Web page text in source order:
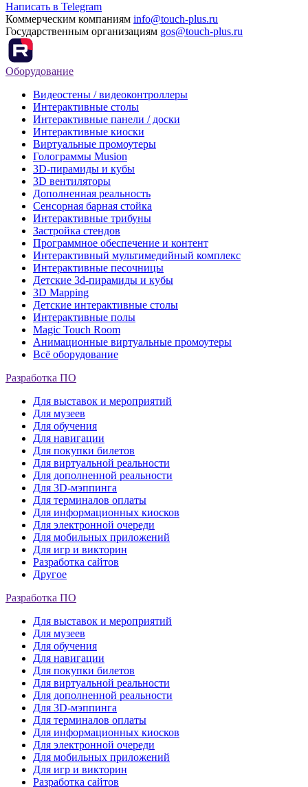
Написать в Telegram
Коммерческим компаниям info@touch-plus.ru
Государственным организациям gos@touch-plus.ru
Оборудование
Видеостены / видеоконтроллеры
Интерактивные столы
Интерактивные панели / доски
Интерактивные киоски
Виртуальные промоутеры
Голограммы Musion
3D-пирамиды и кубы
3D вентиляторы
Дополненная реальность
Сенсорная барная стойка
Интерактивные трибуны
Застройка стендов
Программное обеспечение и контент
Интерактивный мультимедийный комплекс
Интерактивные песочницы
Детские 3d-пирамиды и кубы
3D Mapping
Детские интерактивные столы
Интерактивные полы
Magic Touch Room
Анимационные виртуальные промоутеры
Всё оборудование
Разработка ПО
Для выставок и мероприятий
Для музеев
Для обучения
Для навигации
Для покупки билетов
Для виртуальной реальности
Для дополненной реальности
Для 3D-мэппинга
Для терминалов оплаты
Для информационных киосков
Для электронной очереди
Для мобильных приложений
Для игр и викторин
Разработка сайтов
Другое
Разработка ПО
Для выставок и мероприятий
Для музеев
Для обучения
Для навигации
Для покупки билетов
Для виртуальной реальности
Для дополненной реальности
Для 3D-мэппинга
Для терминалов оплаты
Для информационных киосков
Для электронной очереди
Для мобильных приложений
Для игр и викторин
Разработка сайтов